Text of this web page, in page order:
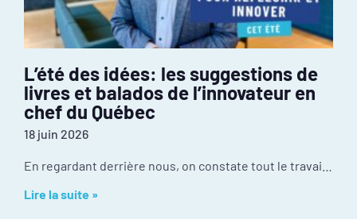
L’été des idées: les suggestions de
livres et balados de l’innovateur en
chef du Québec
18 juin 2026
Lire la suite »